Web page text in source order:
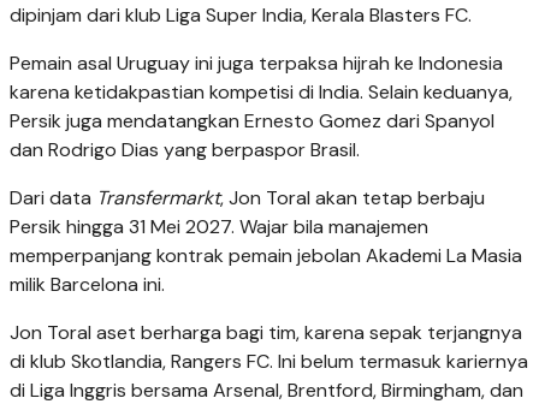
dipinjam dari klub Liga Super India, Kerala Blasters FC.
Pemain asal Uruguay ini juga terpaksa hijrah ke Indonesia
karena ketidakpastian kompetisi di India. Selain keduanya,
Persik juga mendatangkan Ernesto Gomez dari Spanyol
dan Rodrigo Dias yang berpaspor Brasil.
Dari data Transfermarkt, Jon Toral akan tetap berbaju
Persik hingga 31 Mei 2027. Wajar bila manajemen
memperpanjang kontrak pemain jebolan Akademi La Masia
milik Barcelona ini.
Jon Toral aset berharga bagi tim, karena sepak terjangnya
di klub Skotlandia, Rangers FC. Ini belum termasuk kariernya
di Liga Inggris bersama Arsenal, Brentford, Birmingham, dan